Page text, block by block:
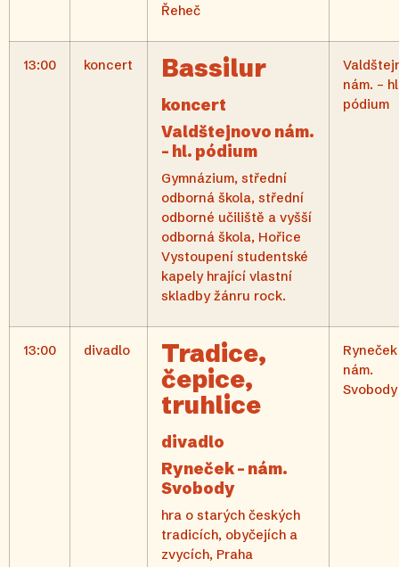
Řeheč
13:00 koncert Bassilur
koncert
Valdštejnovo nám.
– hl. pódium
Gymnázium, střední
odborná škola, střední
odborné učiliště a vyšší
odborná škola, Hořice
Vystoupení studentské
kapely hrající vlastní
skladby žánru rock.
nám. –
pódium
13:00 divadlo
Tradice,
čepice,
truhlice
divadlo
Ryneček – nám.
Svobody
hra o starých českých
tradicích, obyčejích a
zvycích, Praha
nám.
Svobody